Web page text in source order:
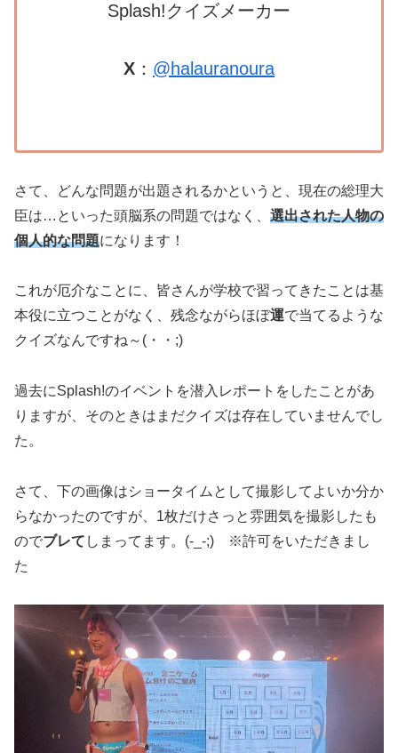
Splash!クイズメーカー
X ： @halauranoura
さて、どんな問題が出題されるかというと、現在の総理大
臣は…といった頭脳系の問題ではなく、 選出された人物の
個人的な問題になります！
これが厄介なことに、皆さんが学校で習ってきたことは基
本役に立つことがなく、残念ながらほぼ運で当てるような
クイズなんですね～(・・;)
過去にSplash!のイベントを潜入レポートをしたことがあ
りますが、そのときはまだクイズは存在していませんでし
た。
さて、下の画像はショータイムとして撮影してよいか分か
らなかったのですが、1枚だけさっと雰囲気を撮影したも
のでブレて しまってます。(-_-;) ※許可をいただきまし
た